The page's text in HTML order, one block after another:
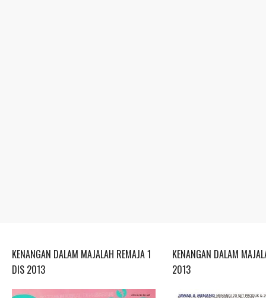
KENANGAN DALAM MAJALAH REMAJA 1
DIS 2013
KENANGAN DALAM
2013